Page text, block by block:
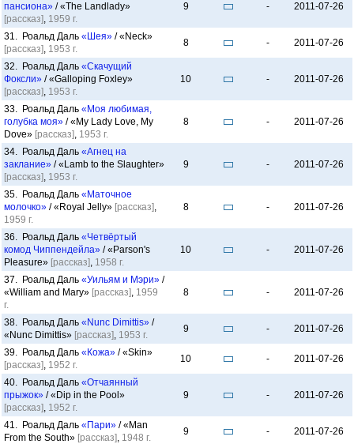
пансиона» / «The Landlady»
[рассказ], 1959 г.
9 - 2011-07-26
31. Роальд Даль «Шея» / «Neck»
[рассказ], 1953 г.
8 - 2011-07-26
32. Роальд Даль «Скачущий
Фоксли» / «Galloping Foxley»
[рассказ], 1953 г.
10 - 2011-07-26
33. Роальд Даль «Моя любимая,
голубка моя» / «My Lady Love, My
Dove» [рассказ], 1953 г.
8 - 2011-07-26
34. Роальд Даль «Агнец на
заклание» / «Lamb to the Slaughter»
[рассказ], 1953 г.
9 - 2011-07-26
35. Роальд Даль «Маточное
молочко» / «Royal Jelly» [рассказ],
1959 г.
8 - 2011-07-26
36. Роальд Даль «Четвёртый
комод Чиппендейла» / «Parson's
Pleasure» [рассказ], 1958 г.
10 - 2011-07-26
37. Роальд Даль «Уильям и Мэри» /
«William and Mary» [рассказ], 1959
г.
8 - 2011-07-26
38. Роальд Даль «Nunc Dimittis» /
«Nunc Dimittis» [рассказ], 1953 г.
9 - 2011-07-26
39. Роальд Даль «Кожа» / «Skin»
[рассказ], 1952 г.
10 - 2011-07-26
40. Роальд Даль «Отчаянный
прыжок» / «Dip in the Pool»
[рассказ], 1952 г.
9 - 2011-07-26
41. Роальд Даль «Пари» / «Man
From the South» [рассказ], 1948 г.
9 - 2011-07-26